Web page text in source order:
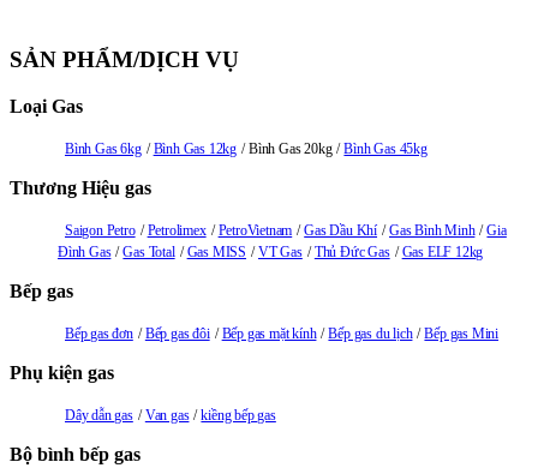
SẢN PHẨM/DỊCH VỤ
Loại Gas
Bình Gas 6kg Bình Gas 12kg Bình Gas 20kg Bình Gas 45kg
Thương Hiệu gas
Saigon Petro Petrolimex PetroVietnam Gas Dầu Khí Gas Bình Minh
Gia
Đình Gas
Gas Total Gas MISS VT Gas Thủ Đức Gas Gas ELF 12kg
Bếp gas
Bếp gas đơn Bếp gas đôi Bếp gas mặt kính Bếp gas du lịch Bếp gas Mini
Phụ kiện gas
Dây dẫn gas Van gas kiềng bếp gas
Bộ bình bếp gas